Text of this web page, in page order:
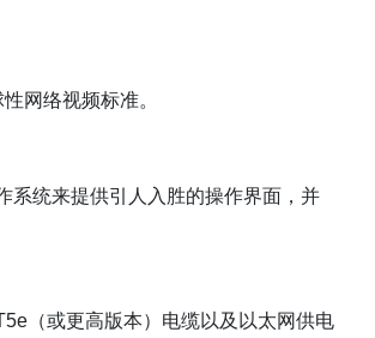
网络视频标准。
系统来提供引人入胜的操作界面，并
（或更高版本）电缆以及以太网供电